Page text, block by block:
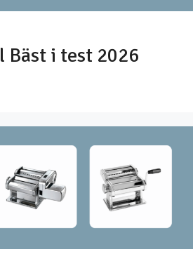
Bäst i test 2026